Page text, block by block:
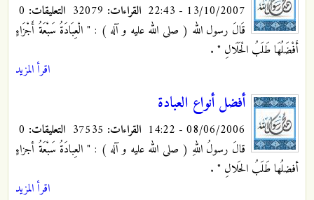
13/10/2007 - 22:43 القراءات: التعليقات:
قَالَ رسول الله ( صلى الله عليه و آله ) : " الْعِبَادَةُ سَبْعَةُ أَجْزَاءٍ
أَفْضَلُهَا طَلَبُ الْحَلَالِ " .
اقرأ المزيد
أفضل أنواع العبادة
08/06/2006 - 14:22 القراءات: التعليقات:
قالَ رسولُ اللهِ ( صلى الله عليه و آله ) : " العِبادَةُ سَبْعَةُ أجزاءٍ
أفضلُها طَلَبُ الحَلالِ " .
اقرأ المزيد